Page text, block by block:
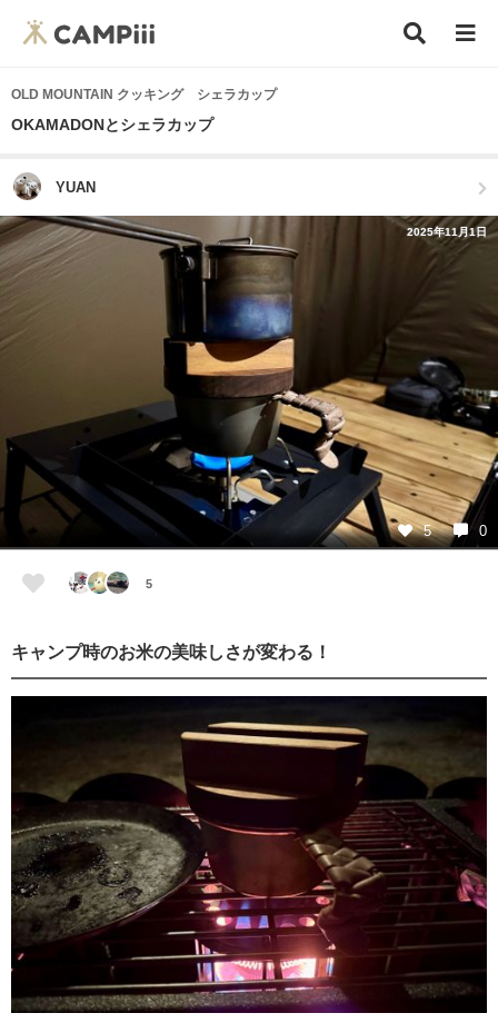
OLD MOUNTAIN クッキング シェラカップ
OKAMADONとシェラカップ
YUAN
2025年11月1日
5 0
5
キャンプ時のお米の美味しさが変わる！